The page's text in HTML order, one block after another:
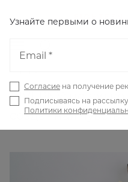
GIVERNY: новая
созданная
Узнайте первыми о
Email *
Согласие на получение
Подписываясь на
Политики